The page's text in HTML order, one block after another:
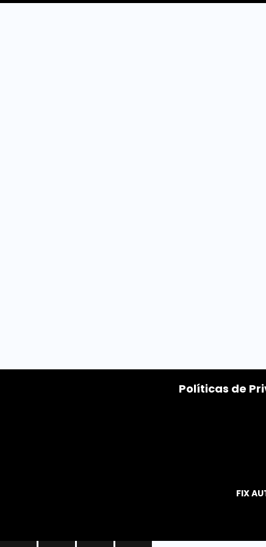
Políticas de
FIX